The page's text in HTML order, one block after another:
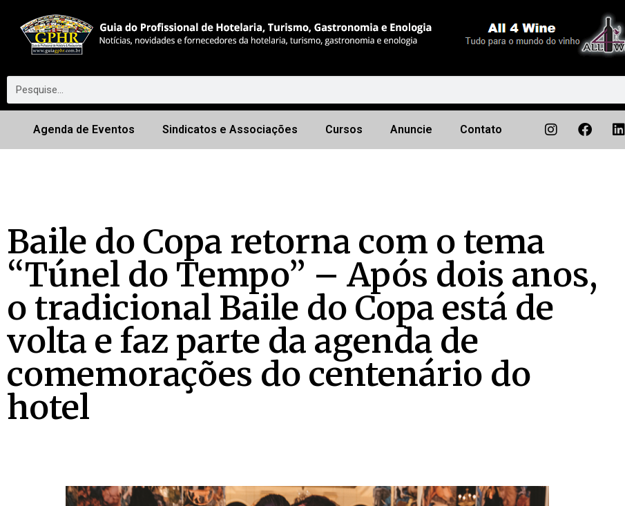
Agenda de Eventos Sindicatos e Associações Cursos Anuncie Contato
Baile do Copa retorna com o tema
“Túnel do Tempo” – Após dois anos,
o tradicional Baile do Copa está de
volta e faz parte da agenda de
comemorações do centenário do
hotel